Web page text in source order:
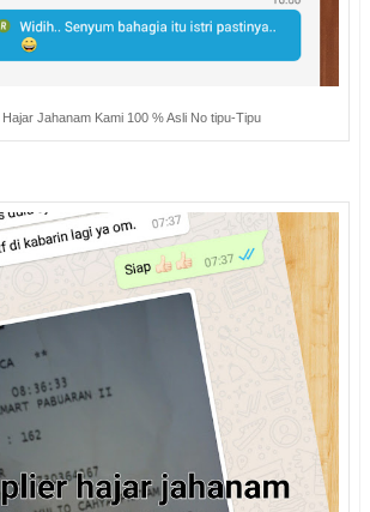
Jahanam Kami 100 % Asli No tipu-Tipu